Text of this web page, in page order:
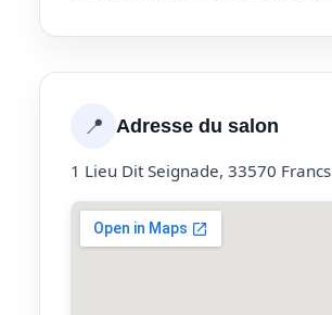
📍 Adresse du salon
1 Lieu Dit Seignade, 33570 Francs